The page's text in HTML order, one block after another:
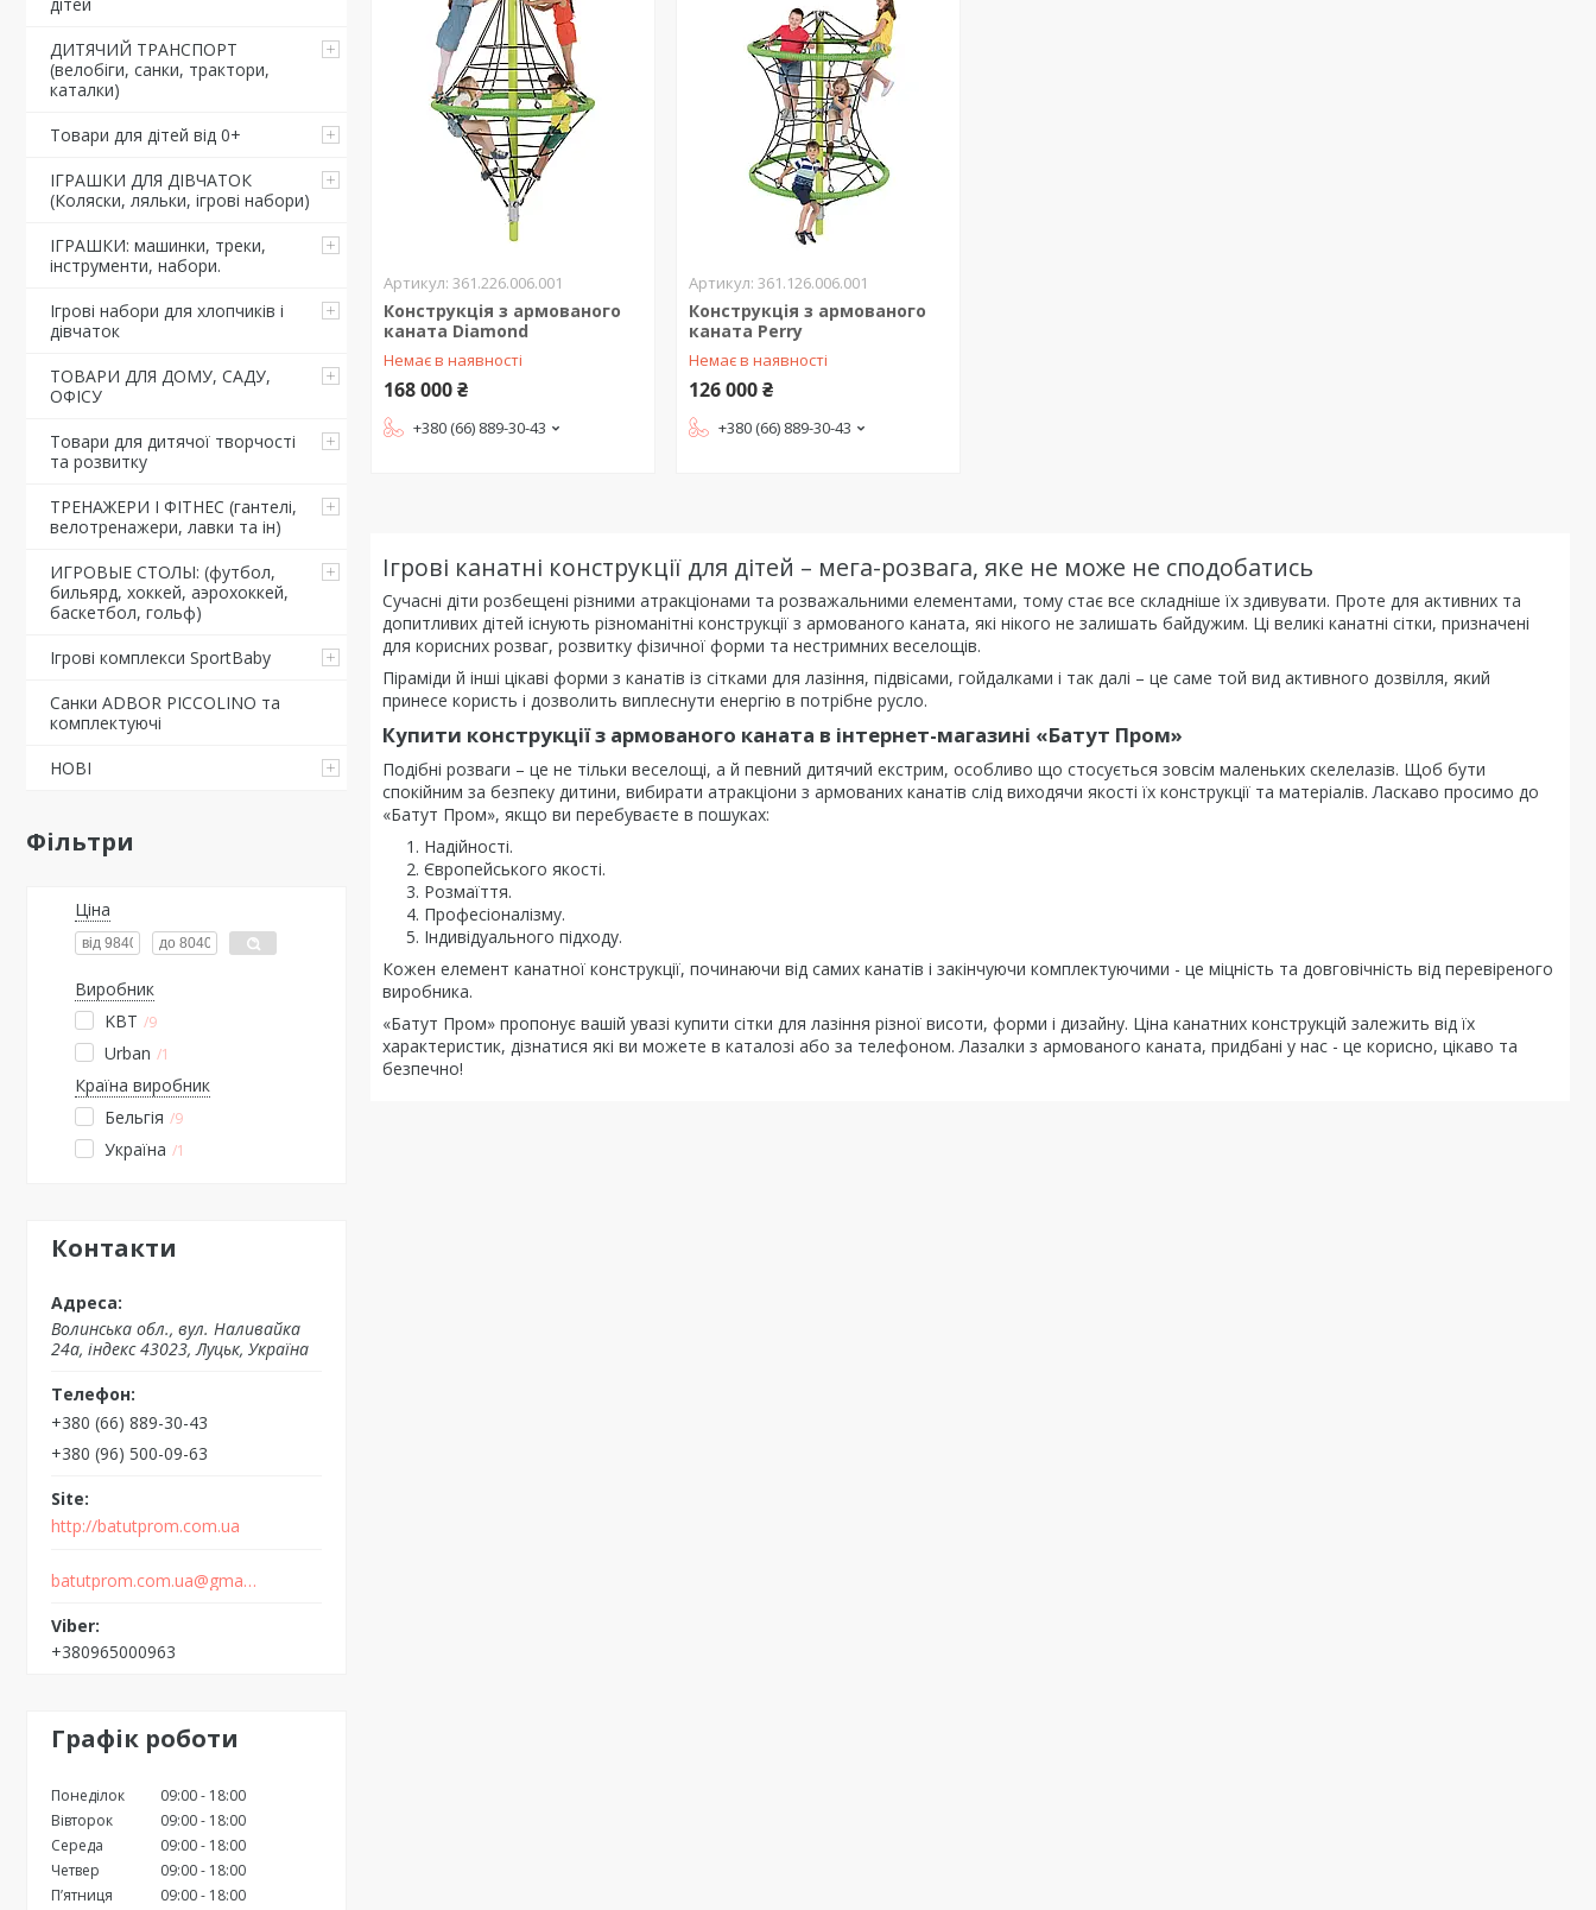
ДИТЯЧИЙ ТРАНСПОРТ
(велобіги, санки, трактори,
каталки)
Товари для дітей від 0+
ІГРАШКИ ДЛЯ ДІВЧАТОК
(Коляски, ляльки, ігрові набори)
ІГРАШКИ: машинки, треки,
інструменти, набори.
Ігрові набори для хлопчиків і
дівчаток
ТОВАРИ ДЛЯ ДОМУ, САДУ,
ОФІСУ
Товари для дитячої творчості
та розвитку
ТРЕНАЖЕРИ І ФІТНЕС (гантелі,
велотренажери, лавки та ін)
ИГРОВЫЕ СТОЛЫ: (футбол,
бильярд, хоккей, аэрохоккей,
баскетбол, гольф)
Ігрові комплекси SportBaby
Санки ADBOR PICCOLINO та
комплектуючі
НОВІ
Фільтри
Ціна
Виробник
KBT
9
Urban 1
Країна виробник
Бельгія
9
Україна 1
Контакти
Волинська обл., вул. Наливайка
24а, індекс 43023, Луцьк, Україна
+380 (66) 889-30-43
+380 (96) 500-09-63
http://batutprom.com.ua
batutprom.com.ua@gmail.com
+380965000963
Графік роботи
Понеділок 09:00
18:00
Вівторок
09:00
18:00
Середа
09:00
18:00
Четвер
09:00
18:00
Пʼятниця
09:00 18:00
361.226.006.001
Конструкція з армованого
каната Diamond
Немає в наявності
168 000 ₴
+380 (66) 889-30-43
361.126.006.001
Конструкція з армованого
каната Perry
Немає в наявності
126 000 ₴
+380 (66) 889-30-43
Ігрові канатні конструкції для дітей – мега-розвага, яке не може не сподобатись
Сучасні діти розбещені різними атракціонами та розважальними елементами, тому стає все складніше їх здивувати. Проте для активних та
допитливих дітей існують різноманітні конструкції з армованого каната, які нікого не залишать байдужим. Ці великі канатні сітки, призначені
для корисних розваг, розвитку фізичної форми та нестримних веселощів.
Піраміди й інші цікаві форми з канатів із сітками для лазіння, підвісами, гойдалками і так далі – це саме той вид активного дозвілля, який
принесе користь і дозволить виплеснути енергію в потрібне русло.
Купити конструкції з армованого каната в інтернет-магазині «Батут Пром»
Подібні розваги – це не тільки веселощі, а й певний дитячий екстрим, особливо що стосується зовсім маленьких скелелазів. Щоб бути
спокійним за безпеку дитини, вибирати атракціони з армованих канатів слід виходячи якості їх конструкції та матеріалів. Ласкаво просимо до
«Батут Пром», якщо ви перебуваєте в пошуках:
Надійності.
Європейського якості.
Розмаїття.
Професіоналізму.
Індивідуального підходу.
Кожен елемент канатної конструкції, починаючи від самих канатів і закінчуючи комплектуючими - це міцність та довговічність від перевіреного
виробника.
«Батут Пром» пропонує вашій увазі купити сітки для лазіння різної висоти, форми і дизайну. Ціна канатних конструкцій залежить від їх
характеристик, дізнатися які ви можете в каталозі або за телефоном. Лазалки з армованого каната, придбані у нас - це корисно, цікаво та
безпечно!